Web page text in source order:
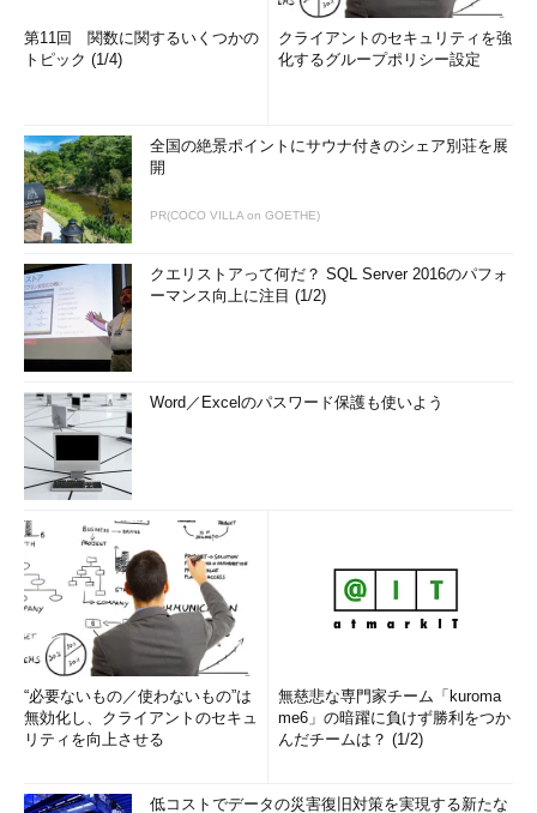
第11回 関数に関するいくつかの
トピック (1/4)
クライアントのセキュリティを強
化するグループポリシー設定
全国の絶景ポイントにサウナ付きのシェア別荘を展
開
PR(COCO VILLA on GOETHE)
クエリストアって何だ？ SQL Server 2016のパフォ
ーマンス向上に注目 (1/2)
Word／Excelのパスワード保護も使いよう
“必要ないもの／使わないもの”は
無効化し、クライアントのセキュ
リティを向上させる
無慈悲な専門家チーム「kuroma
me6」の暗躍に負けず勝利をつか
んだチームは？ (1/2)
低コストでデータの災害復旧対策を実現する新たな